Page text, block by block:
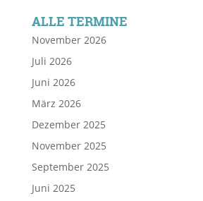
ALLE TERMINE
November 2026
Juli 2026
Juni 2026
März 2026
Dezember 2025
November 2025
September 2025
Juni 2025